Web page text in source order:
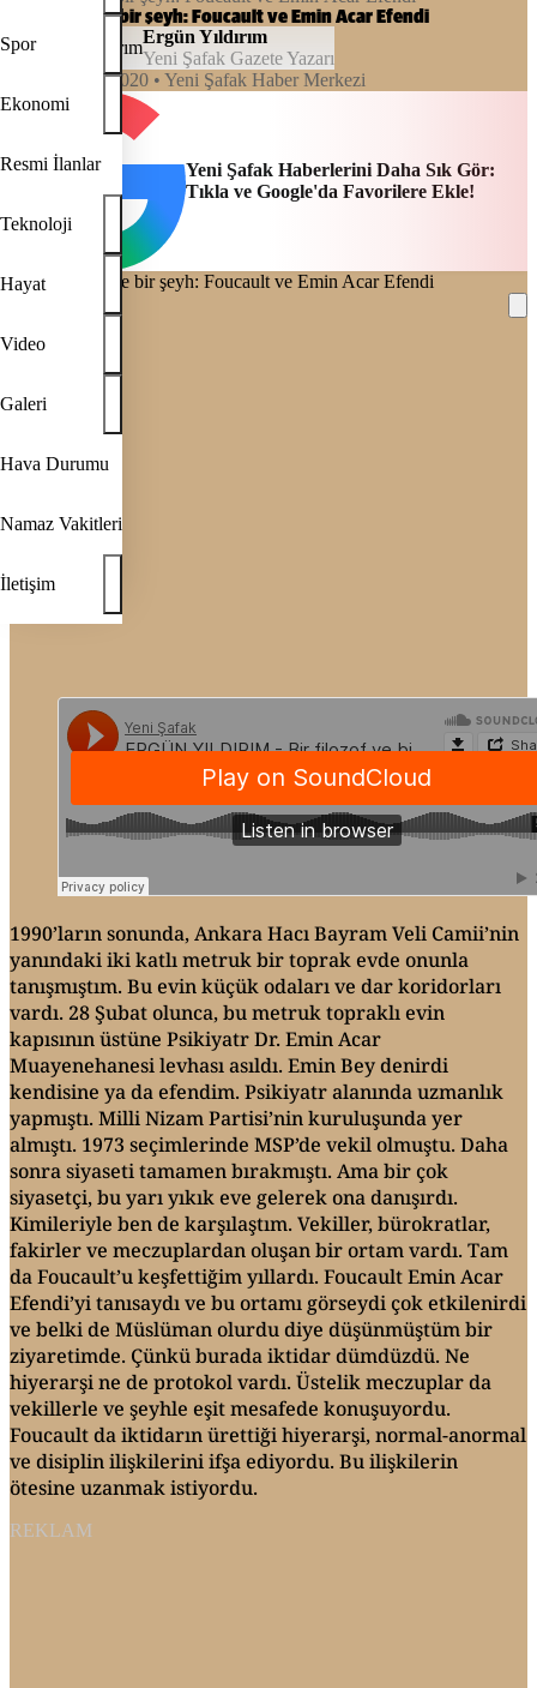
Spor
Ekonomi
Resmi İlanlar
Teknoloji
Hayat
Video
Galeri
Hava Durumu
Namaz Vakitleri
İletişim
Bir filozof ve bir şeyh: Foucault ve Emin Acar Efendi
Ergün Yıldırım
Yeni Şafak Gazete Yazarı
04:00, 16/09/2020 • Yeni Şafak Haber Merkezi
Yeni Şafak Haberlerini Daha Sık Gör:
Tıkla ve Google'da Favorilere Ekle!
REKLAM
1990’ların sonunda, Ankara Hacı Bayram Veli Camii’nin
yanındaki iki katlı metruk bir toprak evde onunla
tanışmıştım. Bu evin küçük odaları ve dar koridorları
vardı. 28 Şubat olunca, bu metruk topraklı evin
kapısının üstüne Psikiyatr Dr. Emin Acar
Muayenehanesi levhası asıldı. Emin Bey denirdi
kendisine ya da efendim. Psikiyatr alanında uzmanlık
yapmıştı. Milli Nizam Partisi’nin kuruluşunda yer
almıştı. 1973 seçimlerinde MSP’de vekil olmuştu. Daha
sonra siyaseti tamamen bırakmıştı. Ama bir çok
siyasetçi, bu yarı yıkık eve gelerek ona danışırdı.
Kimileriyle ben de karşılaştım. Vekiller, bürokratlar,
fakirler ve meczuplardan oluşan bir ortam vardı. Tam
da Foucault’u keşfettiğim yıllardı. Foucault Emin Acar
Efendi’yi tanısaydı ve bu ortamı görseydi çok etkilenirdi
ve belki de Müslüman olurdu diye düşünmüştüm bir
ziyaretimde. Çünkü burada iktidar dümdüzdü. Ne
hiyerarşi ne de protokol vardı. Üstelik meczuplar da
vekillerle ve şeyhle eşit mesafede konuşuyordu.
Foucault da iktidarın ürettiği hiyerarşi, normal-anormal
ve disiplin ilişkilerini ifşa ediyordu. Bu ilişkilerin
ötesine uzanmak istiyordu.
REKLAM